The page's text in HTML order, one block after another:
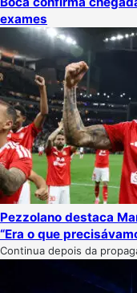
exames
Pezzolano destaca
“Era o que
Continua depois da